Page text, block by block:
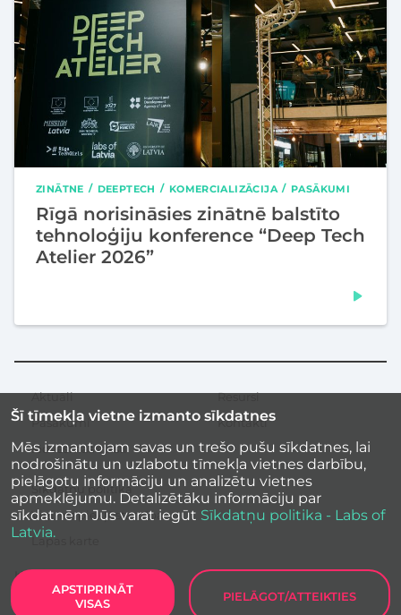
ZINĀTNE DEEPTECH KOMERCIALIZĀCIJA PASĀKUMI
Rīgā norisināsies zinātnē balstīto
tehnoloģiju konference “Deep Tech
Atelier 2026”
Šī tīmekļa vietne izmanto sīkdatnes
Mēs izmantojam savas un trešo pušu sīkdatnes, lai
nodrošinātu un uzlabotu tīmekļa vietnes darbību,
pielāgotu informāciju un analizētu vietnes
apmeklējumu. Detalizētāku informāciju par
sīkdatnēm Jūs varat iegūt Sīkdatņu politika - Labs of
Latvia.
APSTIPRINĀT
VISAS
PIELĀGOT/ATTEIKTIES
Labs of Latvia2026
Sekundārā
izvēlne
Aktuāli
Pasākumi
Iedvesmas stāsti
Resursi
Kontakti
Sīkdatņu politika
Vietnes piekļūstamība
Lapas karte